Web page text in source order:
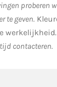
proberen
te geven.
werkelijkheid.
contacteren.